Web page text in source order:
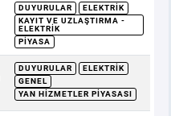
DUYURULAR
ELEKTRIK
KAYIT VE UZLAŞTIRMA -
ELEKTRIK
PIYASA
DUYURULAR
ELEKTRIK
GENEL
YAN HIZMETLER PIYASASI